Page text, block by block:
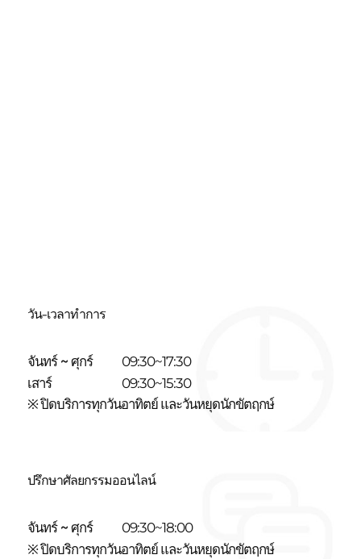
วัน-เวลาทำการ
จันทร์ ~ ศุกร์
09:30~17:30
เสาร์
09:30~15:30
※ ปิดบริการทุกวันอาทิตย์ และวันหยุดนักขัตฤกษ์
ปรึกษาศัลยกรรมออนไลน์
จันทร์ ~ ศุกร์
09:30~18:00
※ ปิดบริการทุกวันอาทิตย์ และวันหยุดนักขัตฤกษ์